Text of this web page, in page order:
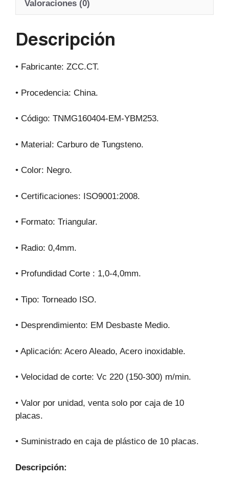
A
p
b
o
a
Valoraciones (0)
Descripción
• Fabricante: ZCC.CT.
• Procedencia: China.
• Código: TNMG160404-EM-YBM253.
• Material: Carburo de Tungsteno.
• Color: Negro.
• Certificaciones: ISO9001:2008.
• Formato: Triangular.
• Radio: 0,4mm.
• Profundidad Corte : 1,0-4,0mm.
• Tipo: Torneado ISO.
• Desprendimiento: EM Desbaste Medio.
• Aplicación: Acero Aleado, Acero inoxidable.
• Velocidad de corte: Vc 220 (150-300) m/min.
• Valor por unidad, venta solo por caja de 10
placas.
• Suministrado en caja de plástico de 10 placas.
Descripción: